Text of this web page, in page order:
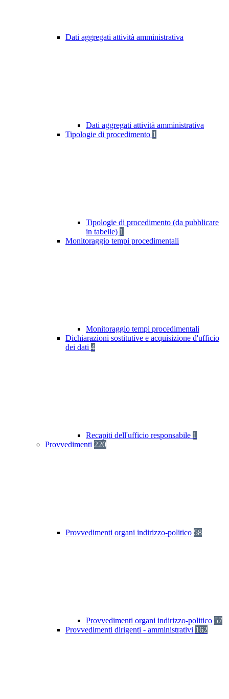
Dati aggregati attività amministrativa
Dati aggregati attività amministrativa
Tipologie di procedimento 1
Tipologie di procedimento (da pubblicare
in tabelle) 1
Monitoraggio tempi procedimentali
Monitoraggio tempi procedimentali
Dichiarazioni sostitutive e acquisizione d'ufficio
dei dati 4
Recapiti dell'ufficio responsabile 1
Provvedimenti 220
Provvedimenti organi indirizzo-politico 58
Provvedimenti organi indirizzo-politico 57
Provvedimenti dirigenti - amministrativi 162